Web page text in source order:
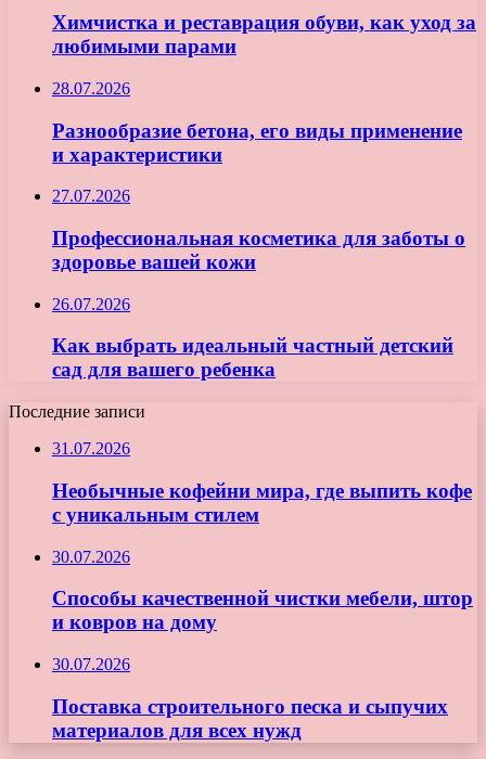
Химчистка и реставрация обуви, как уход за
любимыми парами
28.07.2026
Разнообразие бетона, его виды применение
и характеристики
27.07.2026
Профессиональная косметика для заботы о
здоровье вашей кожи
26.07.2026
Как выбрать идеальный частный детский
сад для вашего ребенка
Последние записи
31.07.2026
Необычные кофейни мира, где выпить кофе
с уникальным стилем
30.07.2026
Способы качественной чистки мебели, штор
и ковров на дому
30.07.2026
Поставка строительного песка и сыпучих
материалов для всех нужд